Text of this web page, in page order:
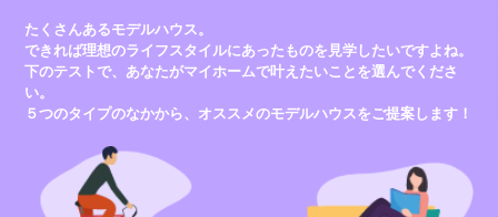
たくさんあるモデルハウス。
できれば理想のライフスタイルにあったものを見学したいですよね。
下のテストで、あなたがマイホームで叶えたいことを選んでくださ
い。
５つのタイプのなかから、オススメのモデルハウスをご提案します！